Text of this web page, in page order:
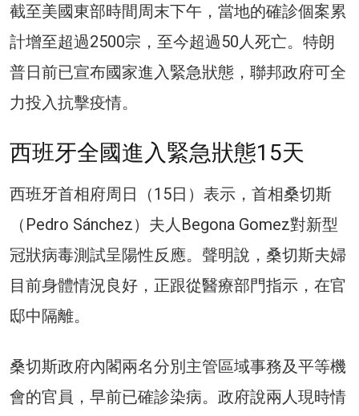
截至美國東部時間周末下午，當地的確診個案累
計增至超過2500宗，至今超過50人死亡。特朗
普日前已宣布國家進入緊急狀態，聯邦政府可全
力投入抗擊疫情。
西班牙全國進入緊急狀態15天
西班牙首相府周日（15日）表示，首相桑切斯
（Pedro Sánchez）夫人Begona Gomez對新型
冠狀病毒測試呈陽性反應。聲明說，桑切斯夫婦
目前身體情況良好，正跟從醫療部門指示，在官
邸中隔離。
桑切斯政府內閣兩名分別主管區域事務及平等機
會的官員，早前已確診染病。政府說兩人現時情